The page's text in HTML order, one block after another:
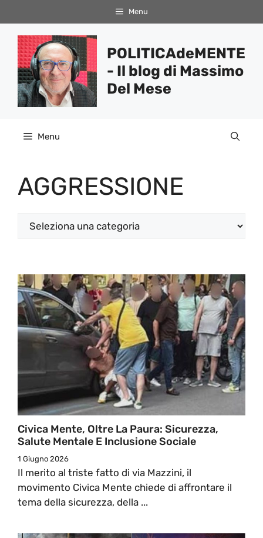
al
contenuto
Menu
POLITICAdeMENTE
- Il blog di Massimo
Del Mese
Menu
AGGRESSIONE
Categorie
Civica Mente, Oltre La Paura: Sicurezza,
Salute Mentale E Inclusione Sociale
1 Giugno 2026
Il merito al triste fatto di via Mazzini, il
movimento Civica Mente chiede di affrontare il
tema della sicurezza, della ...